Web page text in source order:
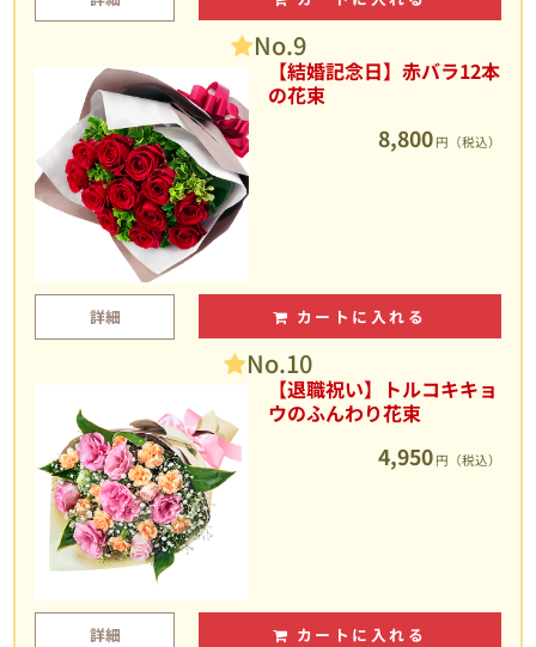
No.9
【結婚記念日】赤バラ12本
の花束
8,800 円（税込）
詳細 カートに入れる
No.10
【退職祝い】トルコキキョ
ウのふんわり花束
4,950 円（税込）
詳細 カートに入れる